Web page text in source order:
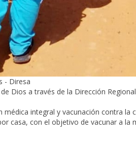
- Diresa
Dios a través de la Dirección
integral y vacunación contra la
casa, con el objetivo de vacunar a la